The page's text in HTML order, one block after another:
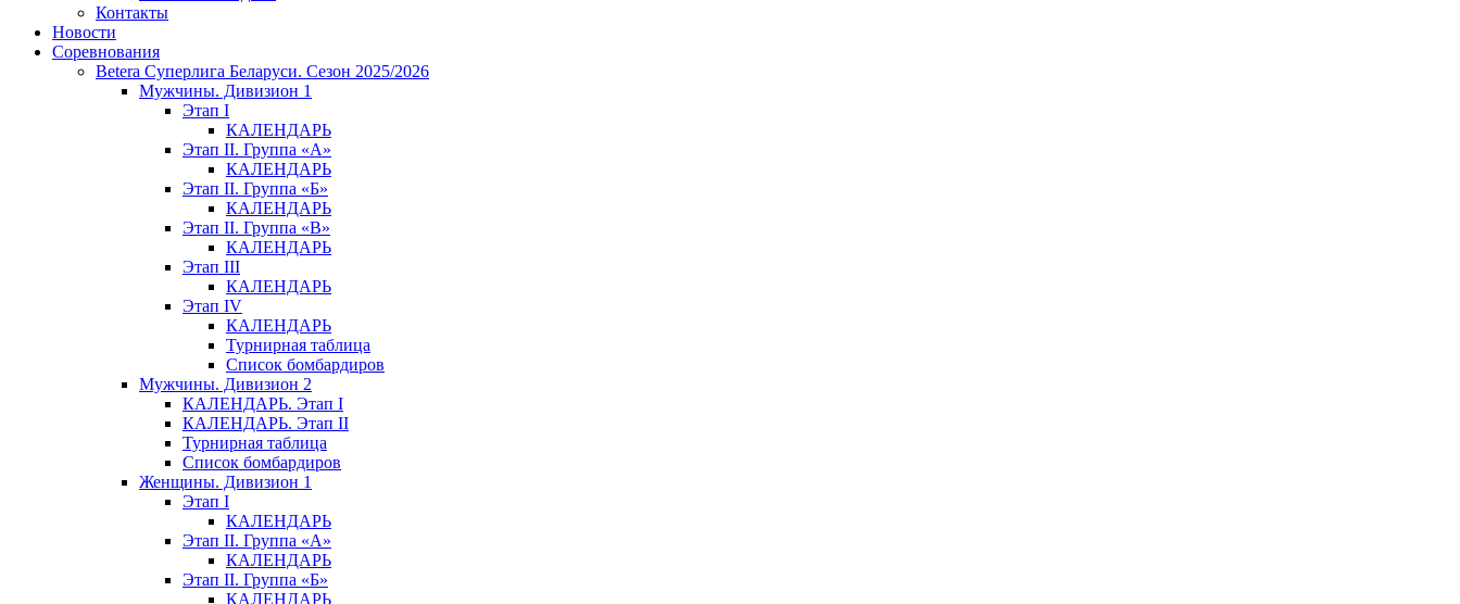
Контакты
Новости
Соревнования
Betera Суперлига Беларуси. Сезон 2025/2026
Мужчины. Дивизион 1
Этап I
КАЛЕНДАРЬ
Этап II. Группа «А»
КАЛЕНДАРЬ
Этап II. Группа «Б»
КАЛЕНДАРЬ
Этап II. Группа «В»
КАЛЕНДАРЬ
Этап III
КАЛЕНДАРЬ
Этап IV
КАЛЕНДАРЬ
Турнирная таблица
Список бомбардиров
Мужчины. Дивизион 2
КАЛЕНДАРЬ. Этап I
КАЛЕНДАРЬ. Этап II
Турнирная таблица
Список бомбардиров
Женщины. Дивизион 1
Этап I
КАЛЕНДАРЬ
Этап II. Группа «А»
КАЛЕНДАРЬ
Этап II. Группа «Б»
КАЛЕНДАРЬ